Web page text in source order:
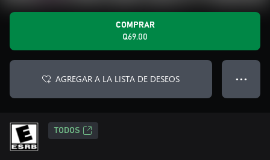
COMPRAR
Q69.00
AGREGAR A LA LISTA DE DESEOS ● ● ●
TODOS